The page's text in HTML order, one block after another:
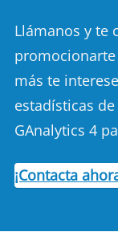
Llámanos y te
más te
estadísticas
GAnalytics 4
¡Contacta